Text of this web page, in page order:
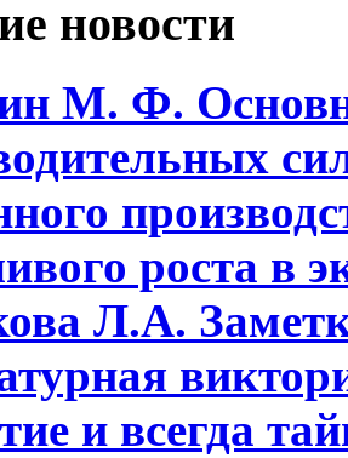
новости
М. Ф.
pоста в
Л.А.
и всегда